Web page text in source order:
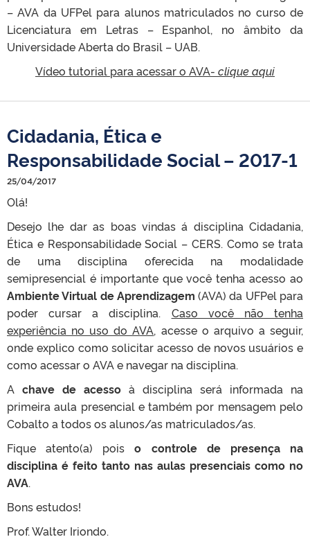
– AVA da UFPel para alunos matriculados no curso de
Licenciatura em Letras – Espanhol, no âmbito da
Universidade Aberta do Brasil – UAB.
Vídeo tutorial para acessar o AVA- clique aqui
Cidadania, Ética e
Responsabilidade Social – 2017-1
25/04/2017
Olá!
Desejo lhe dar as boas vindas á disciplina Cidadania,
Ética e Responsabilidade Social – CERS. Como se trata
de uma disciplina oferecida na modalidade
semipresencial é importante que você tenha acesso ao
Ambiente Virtual de Aprendizagem (AVA) da UFPel para
poder cursar a disciplina. Caso você não tenha
experiência no uso do AVA, acesse o arquivo a seguir,
onde explico como solicitar acesso de novos usuários e
como acessar o AVA e navegar na disciplina.
A chave de acesso à disciplina será informada na
primeira aula presencial e também por mensagem pelo
Cobalto a todos os alunos/as matriculados/as.
Fique atento(a) poiso controle de presença na
disciplina é feito tanto nas aulas presenciais como no
AVA.
Bons estudos!
Prof. Walter Iriondo.